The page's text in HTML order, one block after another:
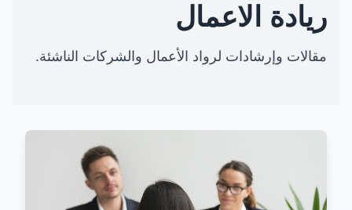
ريادة الاعمال
مقالات وإرشادات لرواد الأعمال والشركات الناشئة.